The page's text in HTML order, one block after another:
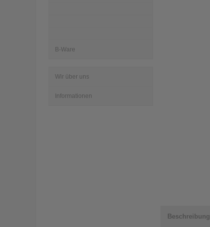
B-Ware
Wir über uns
Informationen
Beschreibung